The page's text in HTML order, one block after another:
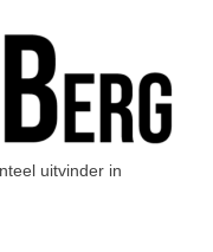
uitvinder in